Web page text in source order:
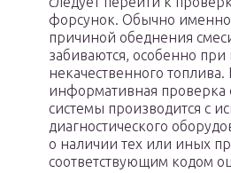
форсунок. Обычно именно
причиной обеднения
забиваются, особенно при
некачественного
информативная проверка
системы производится с
диагностического
о наличии тех или иных
соответствующим кодом